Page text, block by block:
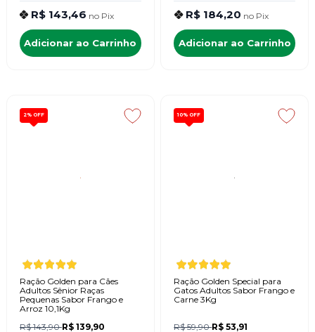
R$ 143,46 no Pix
Adicionar ao Carrinho
R$ 184,20 no Pix
Adicionar ao Carrinho
2% OFF
Ração Golden para Cães
Adultos Sênior Raças
Pequenas Sabor Frango e
Arroz 10,1Kg
R$ 143,90R$ 139,90
10% OFF
Ração Golden Special para
Gatos Adultos Sabor Frango e
Carne 3Kg
R$ 59,90R$ 53,91